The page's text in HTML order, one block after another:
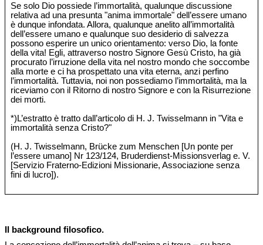
Se solo Dio possiede l’immortalità, qualunque discussione
relativa ad una presunta "anima immortale" dell’essere umano
è dunque infondata. Allora, qualunque anelito all’immortalità
dell’essere umano e qualunque suo desiderio di salvezza
possono esperire un unico orientamento: verso Dio, la fonte
della vita! Egli, attraverso nostro Signore Gesù Cristo, ha già
procurato l’irruzione della vita nel nostro mondo che soccombe
alla morte e ci ha prospettato una vita eterna, anzi perfino
l’immortalità. Tuttavia, noi non possediamo l’immortalità, ma la
riceviamo con il Ritorno di nostro Signore e con la Risurrezione
dei morti.
*)L’estratto è tratto dall’articolo di H. J. Twisselmann in "Vita e
immortalità senza Cristo?"
(H. J. Twisselmann, Brücke zum Menschen [Un ponte per
l’essere umano] Nr 123/124, Bruderdienst-Missionsverlag e. V.
[Servizio Fraterno-Edizioni Missionarie, Associazione senza
fini di lucro]).
Il background filosofico.